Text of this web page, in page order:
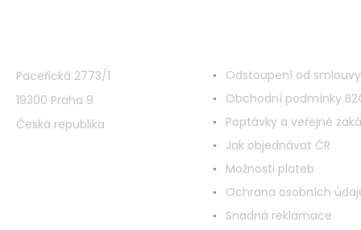
Paceřická 2773/1
19300 Praha 9
Česká republika
Odstoupení od smlouvy
Obchodní podmínky
Poptávky a veřejné
Jak objednávat ČR
Možnosti plateb
Ochrana osobních
Snadná reklamace